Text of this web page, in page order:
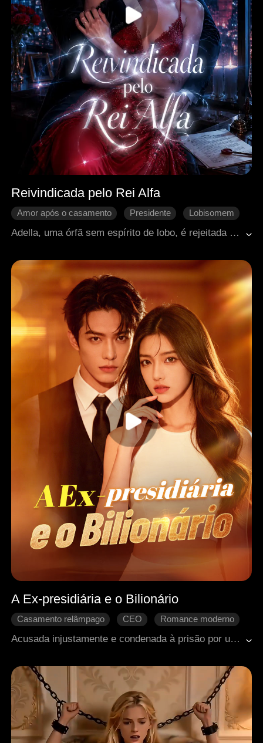
Reivindicada pelo Rei Alfa
Amor após o casamento Presidente
Lobisomem
Identidade oculta
Fantasia ocidental
Adella, uma órfã sem espírito de lobo, é rejeitada pelo noivo e entra em um casamento contratual com Dallas, o Líder Supremo dos lobos. Ele a protege e lhe dá uma nova vida, mas conflitos surgem entre liberdade e controle. Após ser envenenada, Dallas a salva e revela seus sentimentos. Ela assume Dallas publicamente e passa a aceitar o vínculo entre eles, encontrando segurança ao lado do Rei Alfa.
A Ex-presidiária e o Bilionário
Casamento relâmpago CEO
Romance moderno
Acusada injustamente e condenada à prisão por uma falsa herdeira e sua própria família, Eliana sai da cadeia decidida a se vingar. Ao se casar com Charles, o magnata mais poderoso da cidade, ela usa suas extraordinárias habilidades médicas para desmascarar inimigos, recuperar tudo o que perdeu e transformar um casamento por interesse em um amor verdadeiro.